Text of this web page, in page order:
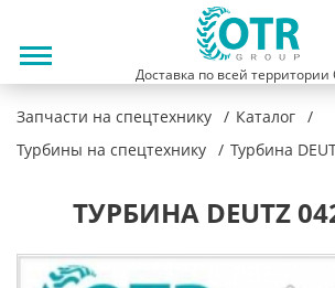
Доставка по всей территории
Запчасти на спецтехнику
Каталог
Турбины на спецтехнику
Турбина
ТУРБИНА DEUTZ